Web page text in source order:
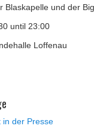
Blaskapelle und der
until 23:00
Loffenau
in der Presse